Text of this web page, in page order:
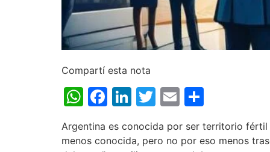
Compartí esta nota
WhatsApp
Facebook
LinkedIn
Twitter
Email
Argentina es conocida por ser territorio fértil
menos conocida, pero no por eso menos